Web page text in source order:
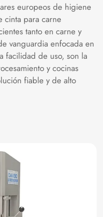
europeos de higiene
cinta para carne
tanto en carne y
vanguardia enfocada en
facilidad de uso, son la
y cocinas
fiable y de alto